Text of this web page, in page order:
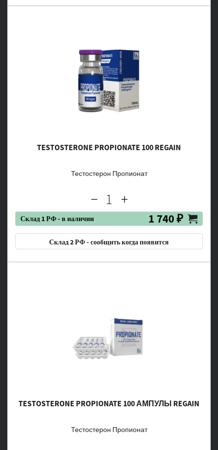
TESTOSTERONE PROPIONATE 100 REGAIN
Тестостерон Пропионат
Склад 1 РФ - в наличии 1 740 ₽
Склад 2 РФ - сообщить когда появится
TESTOSTERONE PROPIONATE 100 АМПУЛЫ REGAIN
Тестостерон Пропионат